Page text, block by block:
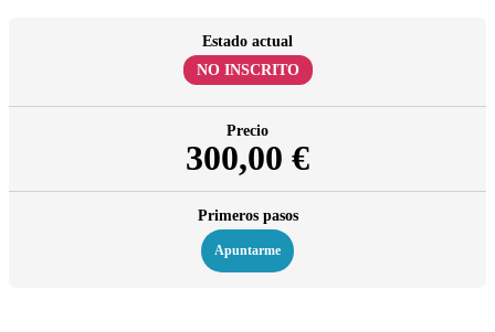
Estado actual
NO INSCRITO
Precio
300,00 €
Primeros pasos
Apuntarme